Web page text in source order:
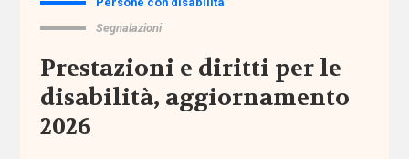
accomodamenti
ragionevoli
accreditamento
Acli
Segnalazioni
Prestazioni e diritti per le
disabilità, aggiornamento
2026